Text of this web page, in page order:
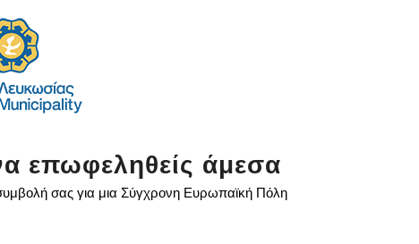
επωφεληθείς άμεσα
σας για μια Σύγχρονη Ευρωπαϊκή Πόλη